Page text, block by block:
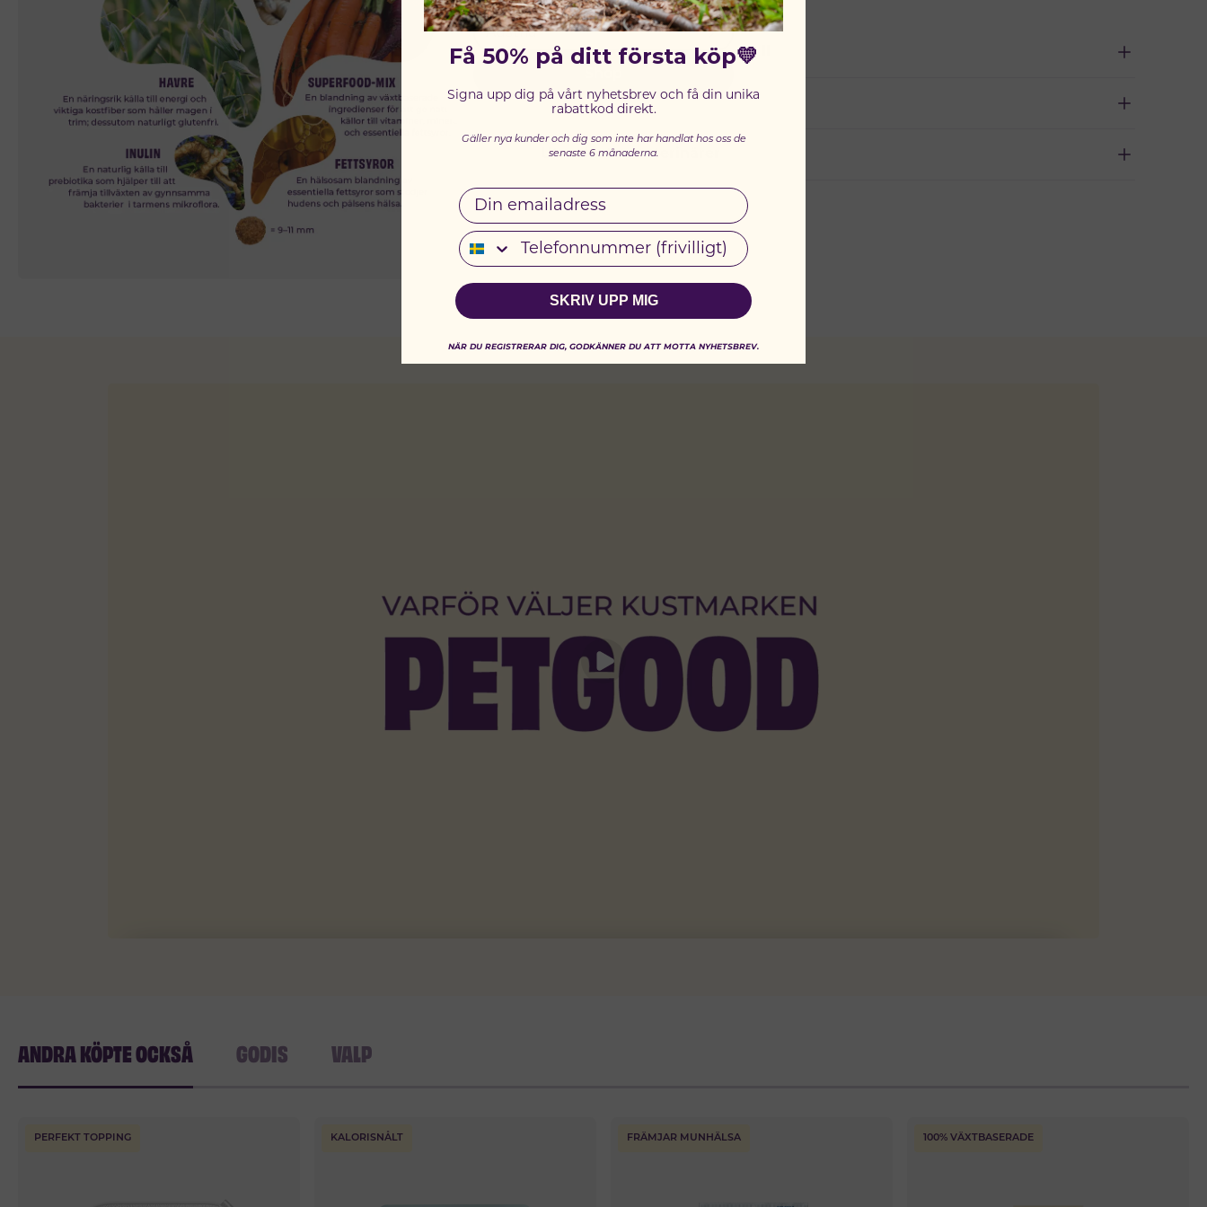
Ingredienser & näringsinnehåll
Fodertabell
Utvecklat av veterinärer
ANDRA KÖPTE OCKSÅ GODIS VALP
PERFEKT TOPPING KALORISNÅLT FRÄMJAR MUNHÄLSA 100% VÄXTBASERADE
Få 50% på ditt första köp💛
Signa upp dig på vårt nyhetsbrev och få din unika
rabattkod direkt.
Gäller nya kunder och dig som inte har handlat hos oss de
senaste 6 månaderna.
Email
Telefonnummer
SKRIV UPP MIG
NÄR DU REGISTRERAR DIG, GODKÄNNER DU ATT MOTTA NYHETSBREV.